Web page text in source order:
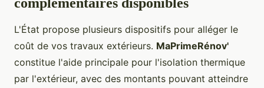
L'État propose plusieurs dispositifs pour alléger le
coût de vos travaux extérieurs. MaPrimeRénov'
constitue l'aide principale pour l'isolation thermique
par l'extérieur, avec des montants pouvant atteindre